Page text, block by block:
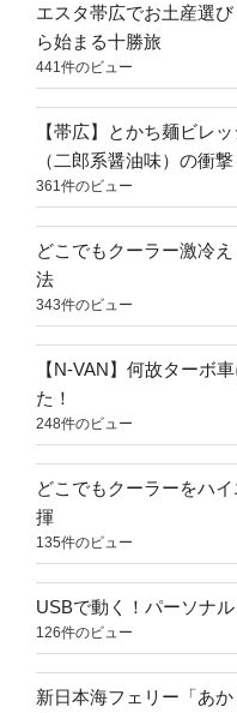
エスタ帯広でお土産選
ら始まる十勝旅
441件のビュー
【帯広】とかち麺ビレ
（二郎系醤油味）の衝撃
361件のビュー
どこでもクーラー激冷
法
343件のビュー
【N-VAN】何故ターボ
た！
248件のビュー
どこでもクーラーをハ
揮
135件のビュー
USBで動く！パーソナ
126件のビュー
新日本海フェリー「あ